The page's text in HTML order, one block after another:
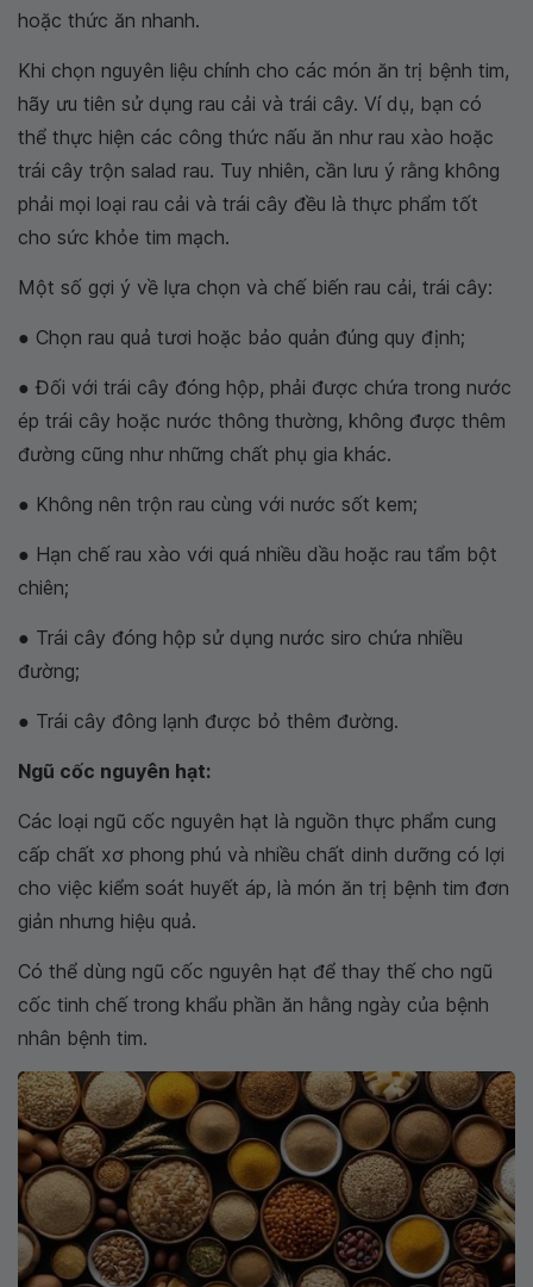
hoặc thức ăn nhanh.
Khi chọn nguyên liệu chính cho các món ăn trị bệnh tim,
hãy ưu tiên sử dụng rau cải và trái cây. Ví dụ, bạn có
thể thực hiện các công thức nấu ăn như rau xào hoặc
trái cây trộn salad rau. Tuy nhiên, cần lưu ý rằng không
phải mọi loại rau cải và trái cây đều là thực phẩm tốt
cho sức khỏe tim mạch.
Một số gợi ý về lựa chọn và chế biến rau cải, trái cây:
● Chọn rau quả tươi hoặc bảo quản đúng quy định;
● Đối với trái cây đóng hộp, phải được chứa trong nước
ép trái cây hoặc nước thông thường, không được thêm
đường cũng như những chất phụ gia khác.
● Không nên trộn rau cùng với nước sốt kem;
● Hạn chế rau xào với quá nhiều dầu hoặc rau tẩm bột
chiên;
● Trái cây đóng hộp sử dụng nước siro chứa nhiều
đường;
● Trái cây đông lạnh được bỏ thêm đường.
Ngũ cốc nguyên hạt:
Các loại ngũ cốc nguyên hạt là nguồn thực phẩm cung
cấp chất xơ phong phú và nhiều chất dinh dưỡng có lợi
cho việc kiểm soát huyết áp, là món ăn trị bệnh tim đơn
giản nhưng hiệu quả.
Có thể dùng ngũ cốc nguyên hạt để thay thế cho ngũ
cốc tinh chế trong khẩu phần ăn hằng ngày của bệnh
nhân bệnh tim.